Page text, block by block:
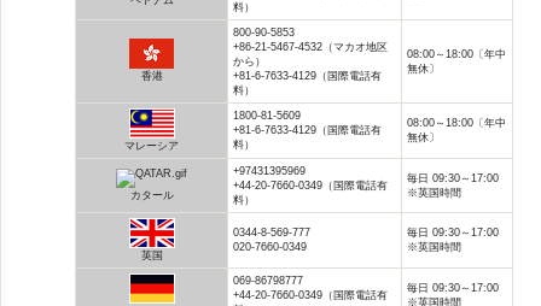
料）
香港
800-90-5853
+86-21-5467-4532（マカオ地区
から）
+81-6-7633-4129（国際電話有
料）
08:00～18:00〔年中
無休〕
マレーシア
1800-81-5609
+81-6-7633-4129（国際電話有
料）
08:00～18:00〔年中
無休〕
カタール
+97431395969
+44-20-7660-0349（国際電話有
料）
毎日 09:30～17:00
※英国時間
英国
0344-8-569-777
020-7660-0349
毎日 09:30～17:00
※英国時間
069-86798777
+44-20-7660-0349（国際電話有
毎日 09:30～17:00
※英国時間